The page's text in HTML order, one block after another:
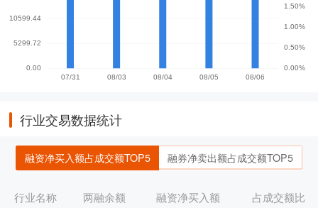
行业交易数据统计
融资净买入额占成交额TOP5 融券净卖出额占成交额TOP5
行业名称 两融余额 融资净买入额 占成交额比